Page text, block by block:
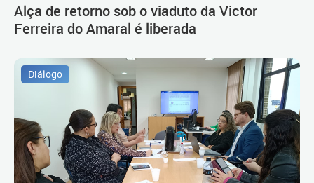
Alça de retorno sob o viaduto da Victor
Ferreira do Amaral é liberada
Diálogo